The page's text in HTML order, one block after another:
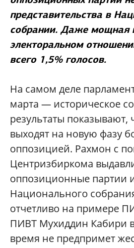
представительства в
собрании. Даже мощная
электоральном
всего 1,5% голосов.
На самом деле
марта — историческое
результаты показывают,
выходят на новую фазу
оппозицией. Рахмон с
Центризбиркома
оппозиционные партии
Национального
отчетливо на примере
ПИВТ Мухиддин Кабири
время не предпримет